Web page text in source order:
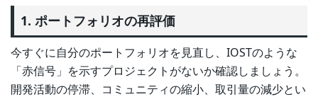
1. ポートフォリオの再評価
今すぐに自分のポートフォリオを見直し、IOSTのような
「赤信号」を示すプロジェクトがないか確認しましょう。
開発活動の停滞、コミュニティの縮小、取引量の減少とい